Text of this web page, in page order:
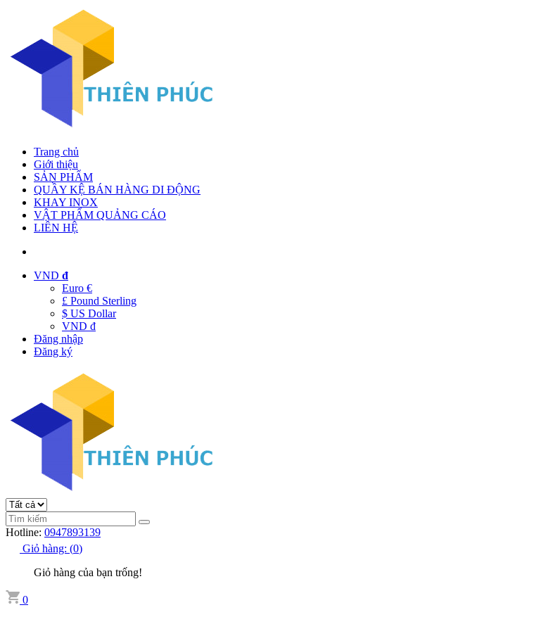
Trang chủ
Giới thiệu
SẢN PHẨM
QUẦY KỆ BÁN HÀNG DI ĐỘNG
KHAY INOX
VẬT PHẨM QUẢNG CÁO
LIÊN HỆ
VND đ
Euro €
£ Pound Sterling
$ US Dollar
VND đ
Đăng nhập
Đăng ký
Hotline: 0947893139
Giỏ hàng: (0)
Giỏ hàng của bạn trống!
0